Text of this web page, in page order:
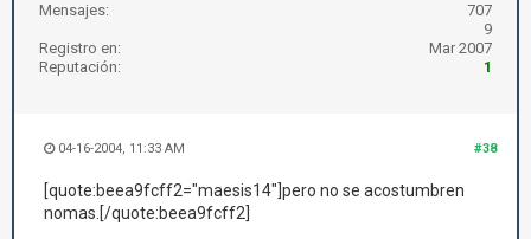
Mensajes:
707
9
Registro en:
Mar 2007
Reputación:
1
#38
04-16-2004, 11:33 AM
[quote:beea9fcff2="maesis14"]pero no se acostumbren
nomas.[/quote:beea9fcff2]